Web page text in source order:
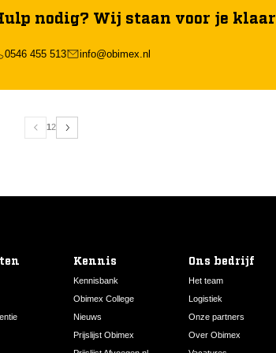
als nieuwbouwprojecten waar structurele brandbescherming prioriteit heeft.
nodig? Wij staan voor je klaar
0546 455 513 info@obimex.nl
12
Kennis
Kennisbank
Obimex College
Nieuws
Prijslijst Obimex
Ons bedrijf
Het team
Logistiek
Onze partners
Over Obimex